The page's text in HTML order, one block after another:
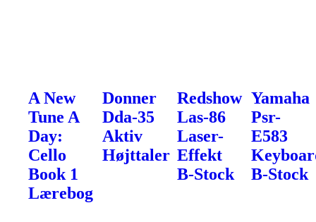
A New
Tune A
Day:
Cello
Book 1
Lærebog
Donner
Dda-35
Aktiv
Højttaler
Redshow
Las-86
Laser-
Effekt
B-Stock
Yamaha
Psr-
E583
B-Stock